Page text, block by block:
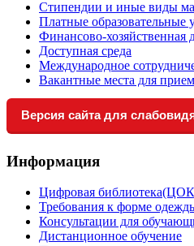
Стипендии и иные виды
Платные образовательные
Финансово-хозяйственная
Доступная среда
Международное
Вакантные места для
Версия сайта для
Информация
Цифровая
Требования к форме
Консультации для
Дистанционное обучение